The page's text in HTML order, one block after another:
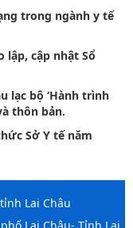
trong ngành y tế
lập, cập nhật Sổ
lạc bộ ‘Hành trình
thôn bản.
Sở Y tế năm
Lai Châu
Lai Châu- Tỉnh Lai